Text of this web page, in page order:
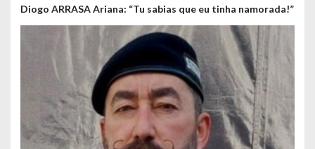
Diogo ARRASA Ariana: “Tu sabias que eu tinha namorada!”